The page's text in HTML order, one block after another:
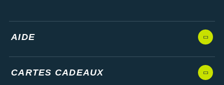
AIDE
CARTES CADEAUX